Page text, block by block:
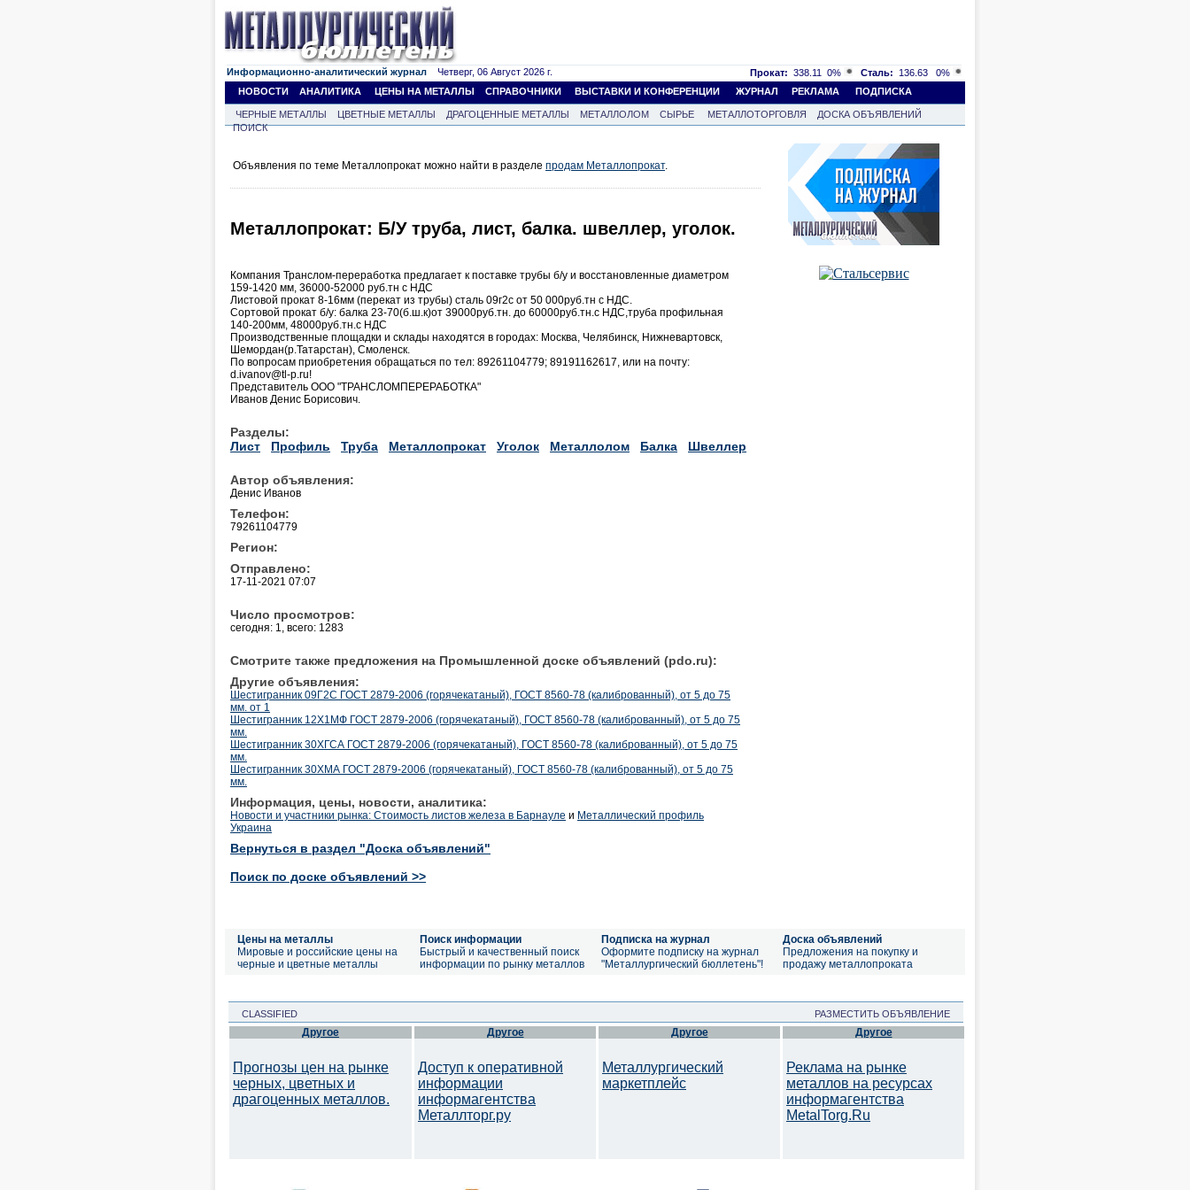
Информационно-аналитический журнал Четверг, 06 Август 2026 г. Прокат: 338.11 0% Сталь: 136.63
0%
НОВОСТИ
АНАЛИТИКА ЦЕНЫ НА МЕТАЛЛЫ СПРАВОЧНИКИ ВЫСТАВКИ И КОНФЕРЕНЦИИ ЖУРНАЛ РЕКЛАМА ПОДПИСКА
ЧЕРНЫЕ МЕТАЛЛЫ ЦВЕТНЫЕ МЕТАЛЛЫ ДРАГОЦЕННЫЕ МЕТАЛЛЫ МЕТАЛЛОЛОМ СЫРЬЕ МЕТАЛЛОТОРГОВЛЯ
ДОСКА ОБЪЯВЛЕНИЙ
ПОИСК
Объявления по теме Металлопрокат можно найти в разделе продам Металлопрокат.
Металлопрокат: Б/У труба, лист, балка. швеллер, уголок.
Компания Транслом-переработка предлагает к поставке трубы б/у и восстановленные диаметром
159-1420 мм, 36000-52000 руб.тн с НДС
Листовой прокат 8-16мм (перекат из трубы) сталь 09г2с от 50 000руб.тн с НДС.
Сортовой прокат б/у: балка 23-70(б.ш.к)от 39000руб.тн. до 60000руб.тн.с НДС,труба профильная
140-200мм, 48000руб.тн.с НДС
Производственные площадки и склады находятся в городах: Москва, Челябинск, Нижневартовск,
Шемордан(р.Татарстан), Смоленск.
По вопросам приобретения обращаться по тел: 89261104779; 89191162617, или на почту:
d.ivanov@tl-p.ru!
Представитель ООО "ТРАНСЛОМПЕРЕРАБОТКА"
Иванов Денис Борисович.
Разделы:
Лист
Профиль Труба Металлопрокат Уголок Металлолом Балка Швеллер
Автор объявления:
Денис Иванов
Телефон:
79261104779
Регион:
Отправлено:
17-11-2021 07:07
Число просмотров:
сегодня: 1, всего: 1283
Смотрите также предложения на Промышленной доске объявлений (pdo.ru):
Другие объявления:
Шестигранник 09Г2С ГОСТ 2879-2006 (горячекатаный), ГОСТ 8560-78 (калиброванный), от 5 до 75
мм. от 1
Шестигранник 12Х1МФ ГОСТ 2879-2006 (горячекатаный), ГОСТ 8560-78 (калиброванный), от 5 до 75
мм.
Шестигранник 30ХГСА ГОСТ 2879-2006 (горячекатаный), ГОСТ 8560-78 (калиброванный), от 5 до 75
мм.
Шестигранник 30ХМА ГОСТ 2879-2006 (горячекатаный), ГОСТ 8560-78 (калиброванный), от 5 до 75
мм.
Информация, цены, новости, аналитика:
Новости и участники рынка: Стоимость листов железа в Барнауле и Металлический профиль
Украина
Вернуться в раздел "Доска объявлений"
Поиск по доске объявлений >>
Цены на металлы
Мировые и российские цены на
черные и цветные металлы
Поиск информации
Быстрый и качественный поиск
информации по рынку металлов
Подписка на журнал
Оформите подписку на журнал
"Металлургический бюллетень"!
Доска объявлений
Предложения на покупку и
продажу металлопроката
CLASSIFIED РАЗМЕСТИТЬ ОБЪЯВЛЕНИЕ
Другое
Прогнозы цен на рынке
черных, цветных и
драгоценных металлов.
Другое
Доступ к оперативной
информации
информагентства
Металлторг.ру
Другое
Металлургический
маркетплейс
Другое
Реклама на рынке
металлов на ресурсах
информагентства
MetalTorg.Ru